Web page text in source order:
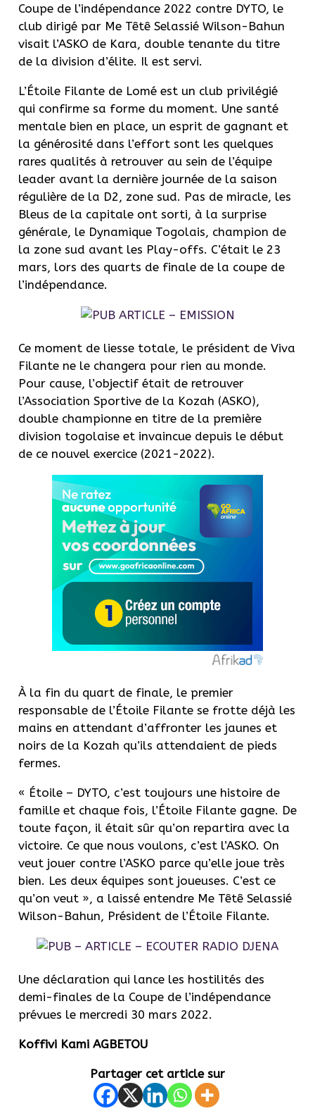
Coupe de l’indépendance 2022 contre DYTO, le
club dirigé par Me Têtê Selassié Wilson-Bahun
visait l’ASKO de Kara, double tenante du titre
de la division d’élite. Il est servi.
L’Étoile Filante de Lomé est un club privilégié
qui confirme sa forme du moment. Une santé
mentale bien en place, un esprit de gagnant et
la générosité dans l’effort sont les quelques
rares qualités à retrouver au sein de l’équipe
leader avant la dernière journée de la saison
régulière de la D2, zone sud. Pas de miracle, les
Bleus de la capitale ont sorti, à la surprise
générale, le Dynamique Togolais, champion de
la zone sud avant les Play-offs. C’était le 23
mars, lors des quarts de finale de la coupe de
l’indépendance.
Ce moment de liesse totale, le président de Viva
Filante ne le changera pour rien au monde.
Pour cause, l’objectif était de retrouver
l’Association Sportive de la Kozah (ASKO),
double championne en titre de la première
division togolaise et invaincue depuis le début
de ce nouvel exercice (2021-2022).
À la fin du quart de finale, le premier
responsable de l’Étoile Filante se frotte déjà les
mains en attendant d’affronter les jaunes et
noirs de la Kozah qu’ils attendaient de pieds
fermes.
« Étoile – DYTO, c’est toujours une histoire de
famille et chaque fois, l’Étoile Filante gagne. De
toute façon, il était sûr qu’on repartira avec la
victoire. Ce que nous voulons, c’est l’ASKO. On
veut jouer contre l’ASKO parce qu’elle joue très
bien. Les deux équipes sont joueuses. C’est ce
qu’on veut », a laissé entendre Me Têtê Selassié
Wilson-Bahun, Président de l’Étoile Filante.
Une déclaration qui lance les hostilités des
demi-finales de la Coupe de l’indépendance
prévues le mercredi 30 mars 2022.
Koffivi Kami AGBETOU
Partager cet article sur